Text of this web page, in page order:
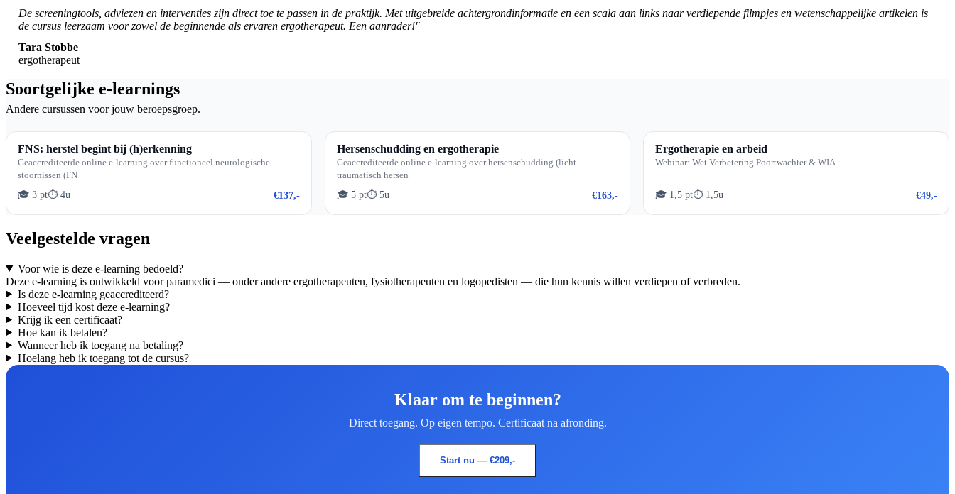
De screeningtools, adviezen en interventies zijn direct toe te passen in de praktijk. Met uitgebreide achtergrondinformatie en een scala aan links naar verdiepende filmpjes en wetenschappelijke artikelen is
de cursus leerzaam voor zowel de beginnende als ervaren ergotherapeut. Een aanrader!"
Tara Stobbe
ergotherapeut
Soortgelijke e-learnings
Andere cursussen voor jouw beroepsgroep.
FNS: herstel begint bij (h)erkenning
Geaccrediteerde online e-learning over functioneel neurologische
stoornissen (FN
🎓 3 pt⏱ 4u €137,-
Hersenschudding en ergotherapie
Geaccrediteerde online e-learning over hersenschudding (licht
traumatisch hersen
🎓 5 pt⏱ 5u €163,-
Ergotherapie en arbeid
Webinar: Wet Verbetering Poortwachter & WIA
🎓 1,5 pt⏱ 1,5u €49,-
Veelgestelde vragen
Voor wie is deze e-learning bedoeld?
Deze e-learning is ontwikkeld voor paramedici — onder andere ergotherapeuten, fysiotherapeuten en logopedisten — die hun kennis willen verdiepen of verbreden.
Is deze e-learning geaccrediteerd?
Hoeveel tijd kost deze e-learning?
Krijg ik een certificaat?
Hoe kan ik betalen?
Wanneer heb ik toegang na betaling?
Hoelang heb ik toegang tot de cursus?
Klaar om te beginnen?
Direct toegang. Op eigen tempo. Certificaat na afronding.
Start nu — €209,-